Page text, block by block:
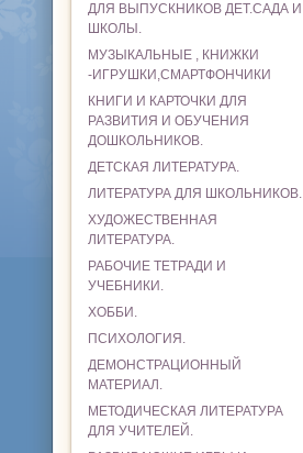
ДЛЯ ВЫПУСКНИКОВ ДЕТ.САДА И
ШКОЛЫ.
МУЗЫКАЛЬНЫЕ , КНИЖКИ
-ИГРУШКИ,СМАРТФОНЧИКИ
КНИГИ И КАРТОЧКИ ДЛЯ
РАЗВИТИЯ И ОБУЧЕНИЯ
ДОШКОЛЬНИКОВ.
ДЕТСКАЯ ЛИТЕРАТУРА.
ЛИТЕРАТУРА ДЛЯ ШКОЛЬНИКОВ.
ХУДОЖЕСТВЕННАЯ
ЛИТЕРАТУРА.
РАБОЧИЕ ТЕТРАДИ И
УЧЕБНИКИ.
ХОББИ.
ПСИХОЛОГИЯ.
ДЕМОНСТРАЦИОННЫЙ
МАТЕРИАЛ.
МЕТОДИЧЕСКАЯ ЛИТЕРАТУРА
ДЛЯ УЧИТЕЛЕЙ.